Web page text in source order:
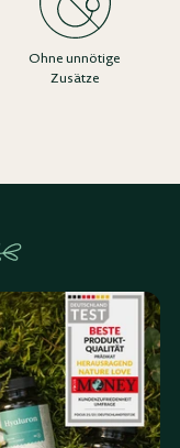
Ohne unnötige
Zusätze